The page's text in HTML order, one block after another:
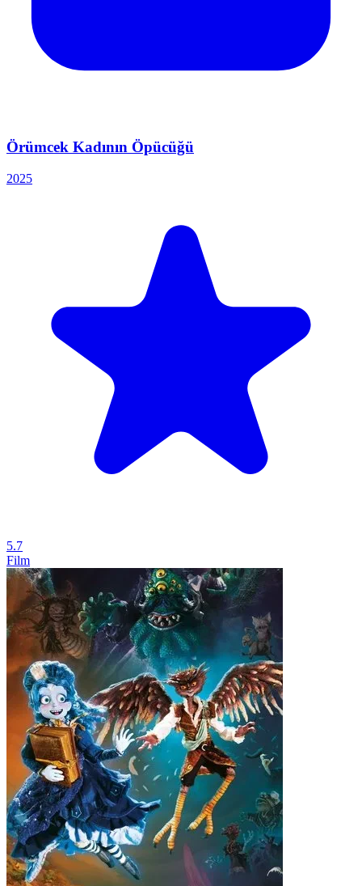
Örümcek Kadının Öpücüğü
2025
5.7
Film